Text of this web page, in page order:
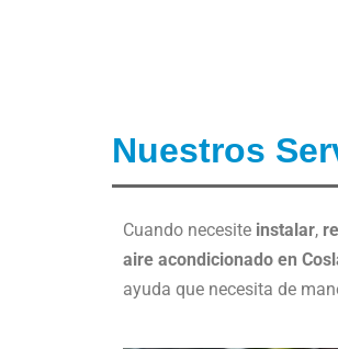
Nuestros
Cuando necesite instalar,
aire acondicionado en
ayuda que necesita de